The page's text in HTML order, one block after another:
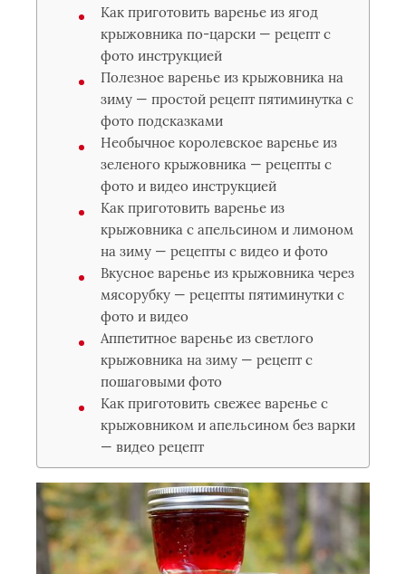
Как приготовить варенье из ягод
крыжовника по-царски — рецепт с
фото инструкцией
Полезное варенье из крыжовника на
зиму — простой рецепт пятиминутка с
фото подсказками
Необычное королевское варенье из
зеленого крыжовника — рецепты с
фото и видео инструкцией
Как приготовить варенье из
крыжовника с апельсином и лимоном
на зиму — рецепты с видео и фото
Вкусное варенье из крыжовника через
мясорубку — рецепты пятиминутки с
фото и видео
Аппетитное варенье из светлого
крыжовника на зиму — рецепт с
пошаговыми фото
Как приготовить свежее варенье с
крыжовником и апельсином без варки
— видео рецепт